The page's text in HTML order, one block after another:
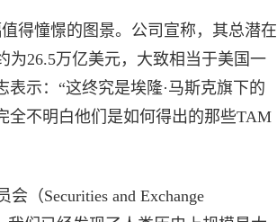
得憧憬的图景。公司宣称，其总潜在
为26.5万亿美元，大致相当于美国一
示：“这终究是埃隆·马斯克旗下的
全不明白他们是如何得出的那些TAM
（Securities and Exchange